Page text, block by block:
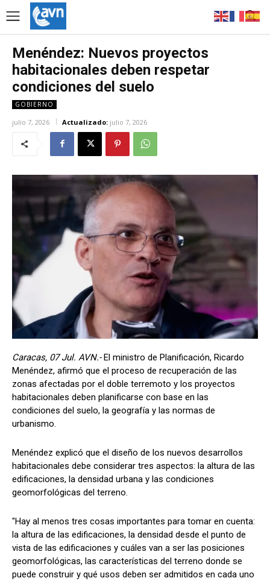
Menéndez: Nuevos proyectos
habitacionales deben respetar
condiciones del suelo
GOBIERNO
julio 7, 2026 Actualizado: julio 7, 2026
Caracas, 07 Jul. AVN.-El ministro de Planificación, Ricardo
Menéndez, afirmó que el proceso de recuperación de las
zonas afectadas por el doble terremoto y los proyectos
habitacionales deben planificarse con base en las
condiciones del suelo, la geografía y las normas de
urbanismo.
Menéndez explicó que el diseño de los nuevos desarrollos
habitacionales debe considerar tres aspectos: la altura de las
edificaciones, la densidad urbana y las condiciones
geomorfológicas del terreno.
"Hay al menos tres cosas importantes para tomar en cuenta:
la altura de las edificaciones, la densidad desde el punto de
vista de las edificaciones y cuáles van a ser las posiciones
geomorfológicas, las características del terreno donde se
puede construir y qué usos deben ser admitidos en cada uno